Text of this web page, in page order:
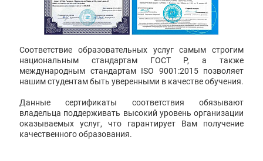
Соответствие образовательных услуг самым строгим
национальным стандартам ГОСТ Р, а также
международным стандартам ISO 9001:2015 позволяет
нашим студентам быть уверенными в качестве обучения.
Данные сертификаты соответствия обязывают
владельца поддерживать высокий уровень организации
оказываемых услуг, что гарантирует Вам получение
качественного образования.